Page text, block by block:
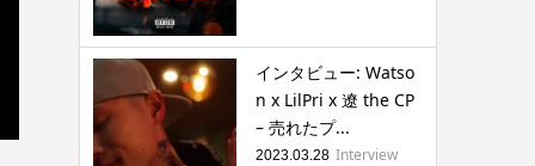
インタビュー: Watso
n x LilPri x 遼 the CP
– 売れたプ...
2023.03.28 Interview